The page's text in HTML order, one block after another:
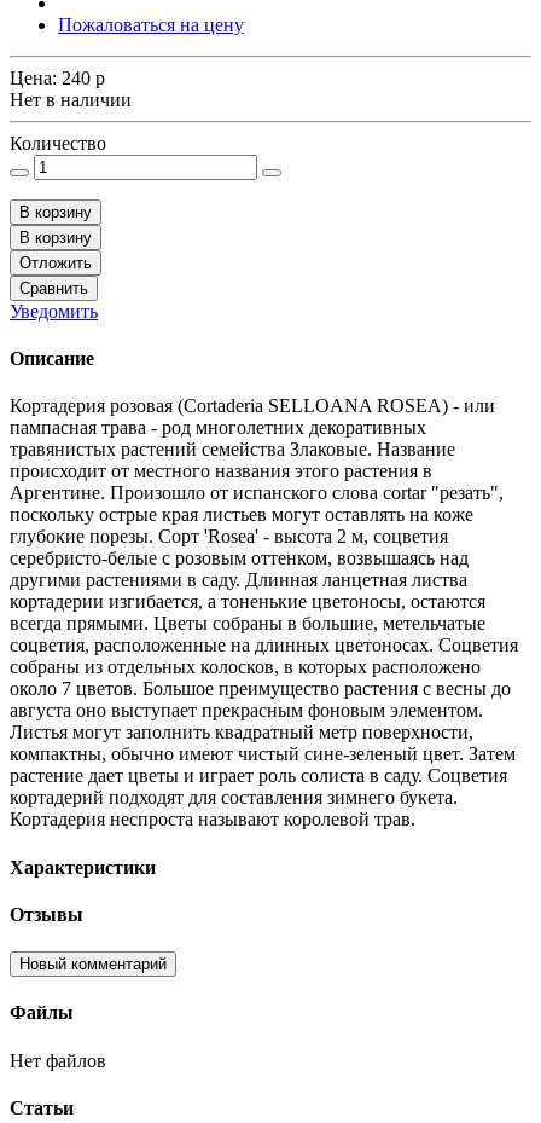
Пожаловаться на цену
Цена: 240 p
Нет в наличии
Количество
В корзину
В корзину
Отложить
Сравнить
Уведомить
Описание
Кортадерия розовая (Cortaderia SELLOANA ROSEA) - или
пампасная трава - род многолетних декоративных
травянистых растений семейства Злаковые. Название
происходит от местного названия этого растения в
Аргентине. Произошло от испанского слова cortar "резать",
поскольку острые края листьев могут оставлять на коже
глубокие порезы. Сорт 'Rosea' - высота 2 м, соцветия
серебристо-белые с розовым оттенком, возвышаясь над
другими растениями в саду. Длинная ланцетная листва
кортадерии изгибается, а тоненькие цветоносы, остаются
всегда прямыми. Цветы собраны в большие, метельчатые
соцветия, расположенные на длинных цветоносах. Соцветия
собраны из отдельных колосков, в которых расположено
около 7 цветов. Большое преимущество растения с весны до
августа оно выступает прекрасным фоновым элементом.
Листья могут заполнить квадратный метр поверхности,
компактны, обычно имеют чистый сине-зеленый цвет. Затем
растение дает цветы и играет роль солиста в саду. Соцветия
кортадерий подходят для составления зимнего букета.
Кортадерия неспроста называют королевой трав.
Характеристики
Отзывы
Новый комментарий
Файлы
Нет файлов
Статьи